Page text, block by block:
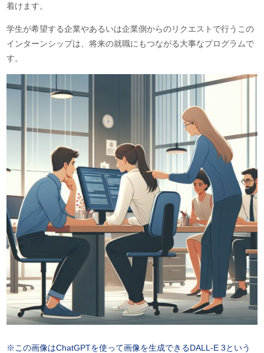
着けます。
学生が希望する企業やあるいは企業側からのリクエストで行うこの
インターンシップは、将来の就職にもつながる大事なプログラムで
す。
※この画像はChatGPTを使って画像を生成できるDALL-E 3という